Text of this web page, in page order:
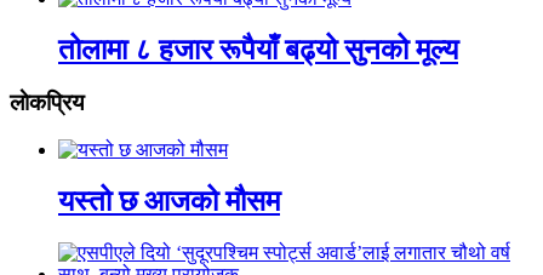
तोलामा ८ हजार रूपैयाँ बढ्यो सुनको मूल्य
लाेकप्रिय
यस्तो छ आजको मौसम